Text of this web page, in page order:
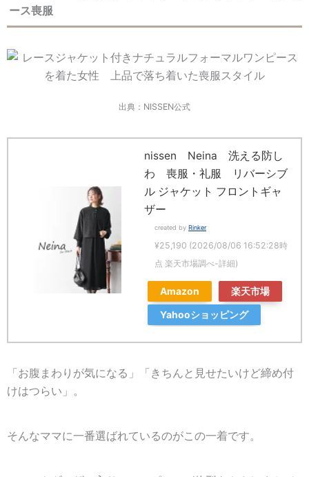
ース喪服
出典：NISSEN公式
nissen Neina 洗える防し
わ 喪服・礼服 リバーシブ
ル ジャケット フロントギャ
ザー
created by Rinker
¥25,190 (2026/08/06 16:52:28時
点 楽天市場調べ-詳細)
Amazon
楽天市場
Yahooショッピング
「お腹まわりが気になる」「きちんと見せたいけど締め付
けはつらい」。
そんなママに一番選ばれているのがこの一着です。